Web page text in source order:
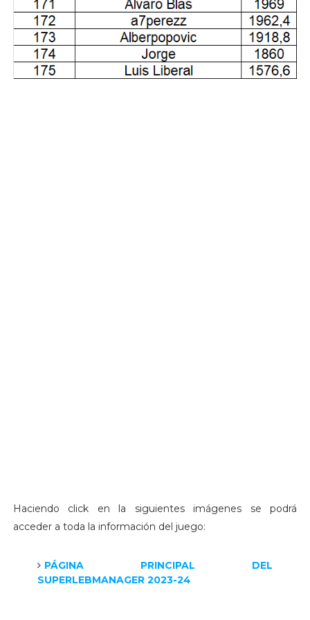
Haciendo click en la siguientes imágenes se podrá
acceder a toda la información del juego:
PÁGINA PRINCIPAL DEL
SUPERLEBMANAGER 2023-24